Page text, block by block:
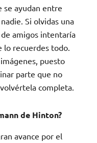
se ayudan entre
Si olvidas una
amigos intentaría
recuerdes todo.
puesto
parte que no
completa.
de Hinton?
avance por el